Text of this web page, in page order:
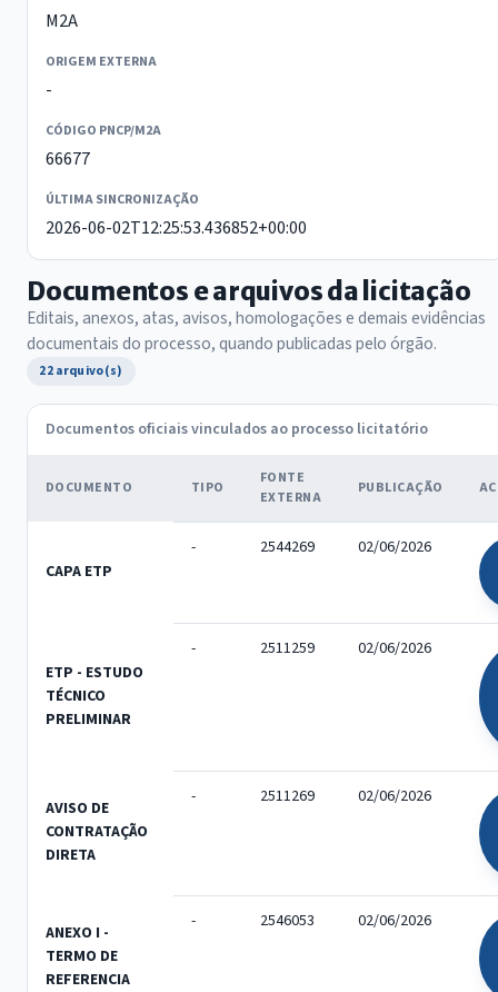
M2A
ORIGEM EXTERNA
-
CÓDIGO PNCP/M2A
66677
ÚLTIMA SINCRONIZAÇÃO
2026-06-02T12:25:53.436852+00:00
Documentos e arquivos da licitação
Editais, anexos, atas, avisos, homologações e demais evidências
documentais do processo, quando publicadas pelo órgão.
22 arquivo(s)
Documentos oficiais vinculados ao processo licitatório
DOCUMENTO TIPO
FONTE
EXTERNA
PUBLICAÇÃO
CAPA ETP
- 2544269 02/06/2026
ETP - ESTUDO
TÉCNICO
PRELIMINAR
- 2511259 02/06/2026
AVISO DE
CONTRATAÇÃO
DIRETA
- 2511269 02/06/2026
ANEXO I -
TERMO DE
REFERENCIA
- 2546053 02/06/2026